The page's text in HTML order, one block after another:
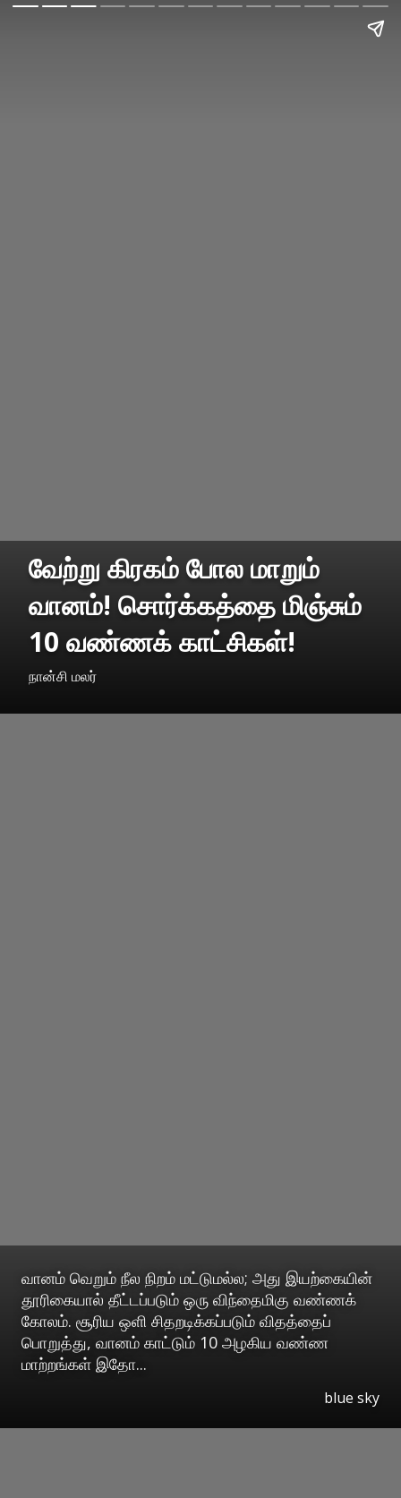
வேற்று கிரகம் போல மாறும்
வானம்! சொர்க்கத்தை மிஞ்சும்
10 வண்ணக் காட்சிகள்!
நான்சி மலர்
வானம் வெறும் நீல நிறம் மட்டுமல்ல; அது இயற்கையின்
தூரிகையால் தீட்டப்படும் ஒரு விந்தைமிகு வண்ணக்
கோலம். சூரிய ஒளி சிதறடிக்கப்படும் விதத்தைப்
பொறுத்து, வானம் காட்டும் 10 அழகிய வண்ண
மாற்றங்கள் இதோ...
blue sky